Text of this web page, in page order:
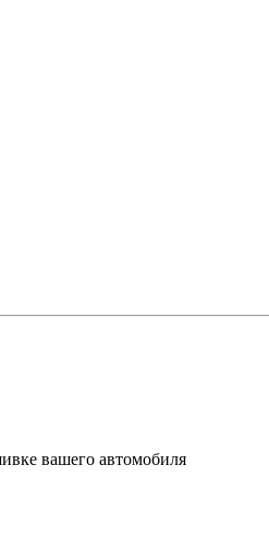
вашего автомобиля